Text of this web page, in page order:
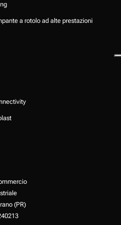
a rotolo ad alte prestazioni
(PR)